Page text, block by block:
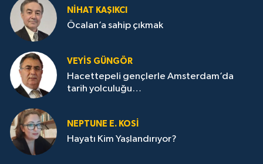
NİHAT KAŞIKCI
Öcalan’a sahip çıkmak
VEYIS GÜNGÖR
Hacettepeli gençlerle Amsterdam’da
tarih yolculuğu…
NEPTUNE E. KOSİ
Hayatı Kim Yaşlandırıyor?